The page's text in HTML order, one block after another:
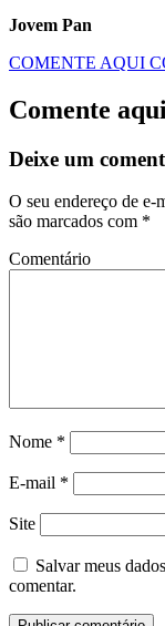
Jovem Pan
COMENTE AQUI
Comente aqui
Deixe um
O seu endereço de e-
são marcados com *
Comentário
Nome *
E-mail *
Site
Salvar meus
comentar.